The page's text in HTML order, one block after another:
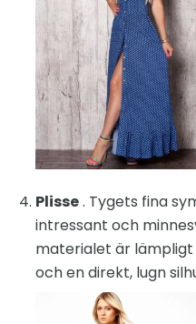
Plisse. Tygets fina
intressant och
materialet är
och en direkt, lugn